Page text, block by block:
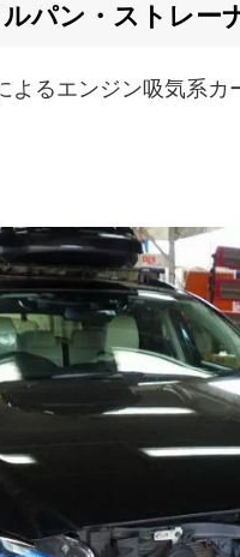
パン・ストレー
よるエンジン吸気系